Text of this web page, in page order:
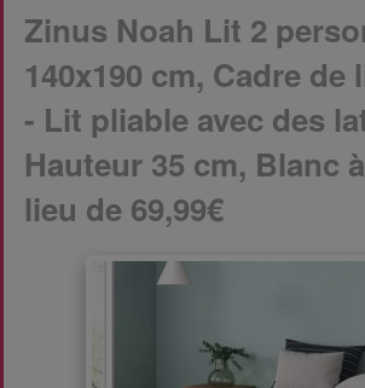
Zinus Noah Lit 2
140x190 cm, Cadre de
- Lit pliable avec des
Hauteur 35 cm, Blanc
lieu de 69,99€